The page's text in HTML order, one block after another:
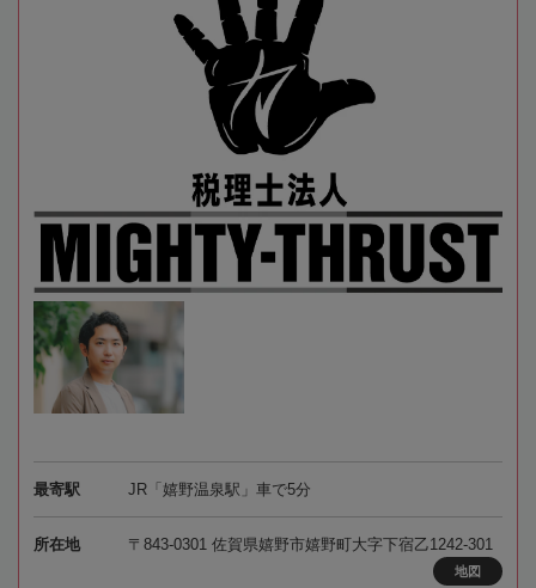
最寄駅 JR「嬉野温泉駅」車で5分
所在地 〒843-0301 佐賀県嬉野市嬉野町大字下宿乙1242-301
地図